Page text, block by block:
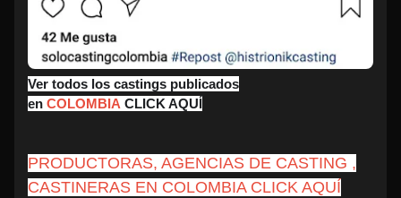
Ver todos los castings publicados
en COLOMBIA CLICK AQUÍ
PRODUCTORAS, AGENCIAS DE CASTING ,
CASTINERAS EN COLOMBIA CLICK AQUÍ